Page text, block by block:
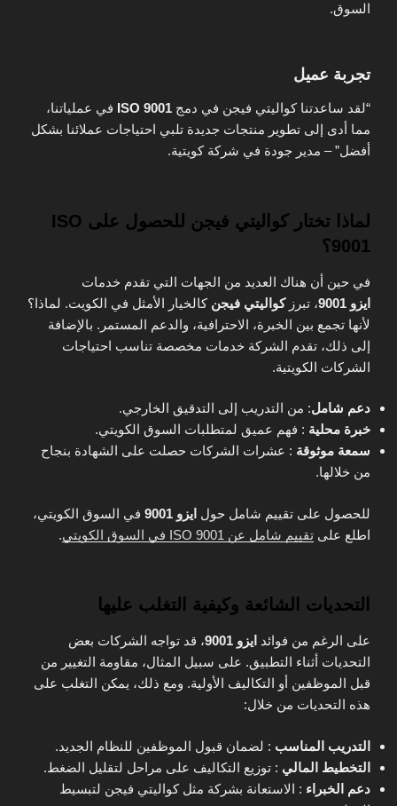
السوق.
تجربة عميل
“لقد ساعدتنا كواليتي فيجن في دمج ISO 9001 في عملياتنا،
مما أدى إلى تطوير منتجات جديدة تلبي احتياجات عملائنا بشكل
أفضل” – مدير جودة في شركة كويتية.
لماذا تختار كواليتي فيجن للحصول على ISO
9001؟
في حين أن هناك العديد من الجهات التي تقدم خدمات
ايزو
، تبرزكواليتي فيجن كالخيار الأمثل في الكويت. لماذا؟
لأنها تجمع بين الخبرة، الاحترافية، والدعم المستمر. بالإضافة
إلى ذلك، تقدم الشركة خدمات مخصصة تناسب احتياجات
الشركات الكويتية.
دعم شامل: من التدريب إلى التدقيق الخارجي.
خبرة محلية : فهم عميق لمتطلبات السوق الكويتي.
سمعة موثوقة : عشرات الشركات حصلت على الشهادة بنجاح
من خلالها.
للحصول على تقييم شامل حول ايزو
في السوق الكويتي،
اطلع على تقييم شامل عن ISO 9001 في السوق الكويتي .
التحديات الشائعة وكيفية التغلب عليها
على الرغم من فوائد ايزو
، قد تواجه الشركات بعض
التحديات أثناء التطبيق. على سبيل المثال، مقاومة التغيير من
قبل الموظفين أو التكاليف الأولية. ومع ذلك، يمكن التغلب على
هذه التحديات من خلال:
التدريب المناسب : لضمان قبول الموظفين للنظام الجديد.
التخطيط المالي : توزيع التكاليف على مراحل لتقليل الضغط.
دعم الخبراء : الاستعانة بشركة مثل كواليتي فيجن لتبسيط